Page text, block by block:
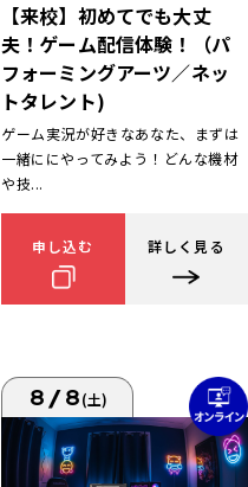
【来校】初めてでも大丈
夫！ゲーム配信体験！（パ
フォーミングアーツ／ネッ
トタレント)
ゲーム実況が好きなあなた、まずは
一緒ににやってみよう！どんな機材
や技...
申し込む 詳しく見る
8/8(土)